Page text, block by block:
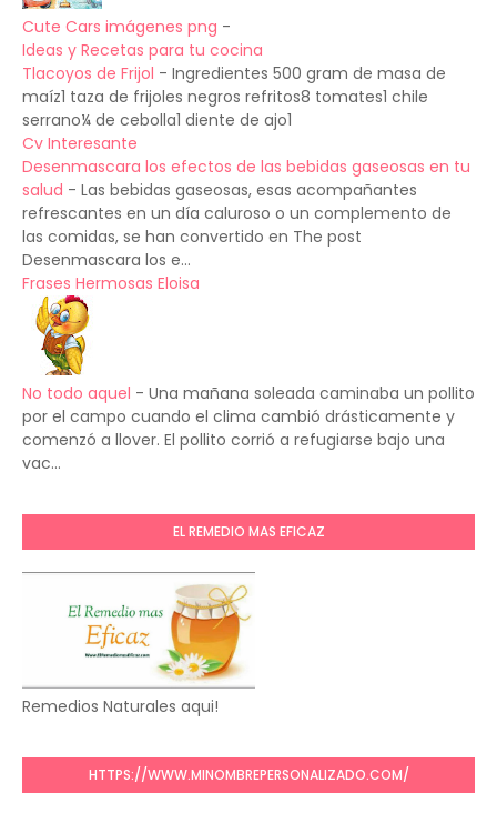
Cute Cars imágenes png -
Ideas y Recetas para tu cocina
Tlacoyos de Frijol - Ingredientes 500 gram de masa de
maíz1 taza de frijoles negros refritos8 tomates1 chile
serrano¼ de cebolla1 diente de ajo1
Cv Interesante
Desenmascara los efectos de las bebidas gaseosas en tu
salud - Las bebidas gaseosas, esas acompañantes
refrescantes en un día caluroso o un complemento de
las comidas, se han convertido en The post
Desenmascara los e...
Frases Hermosas Eloisa
No todo aquel - Una mañana soleada caminaba un pollito
por el campo cuando el clima cambió drásticamente y
comenzó a llover. El pollito corrió a refugiarse bajo una
vac...
EL REMEDIO MAS EFICAZ
Remedios Naturales aqui!
HTTPS://WWW.MINOMBREPERSONALIZADO.COM/